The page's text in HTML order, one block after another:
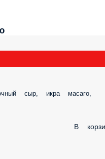
икра масаго, кунжут микс,
В